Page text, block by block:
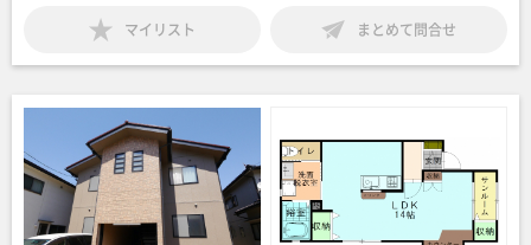
マイリスト まとめて問合せ